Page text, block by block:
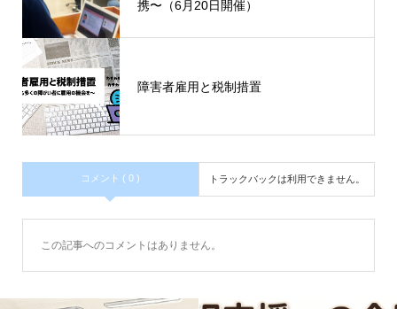
携〜（6月20日開催）
障害者雇用と税制措置
コメント ( 0 ) トラックバックは利用できません。
この記事へのコメントはありません。